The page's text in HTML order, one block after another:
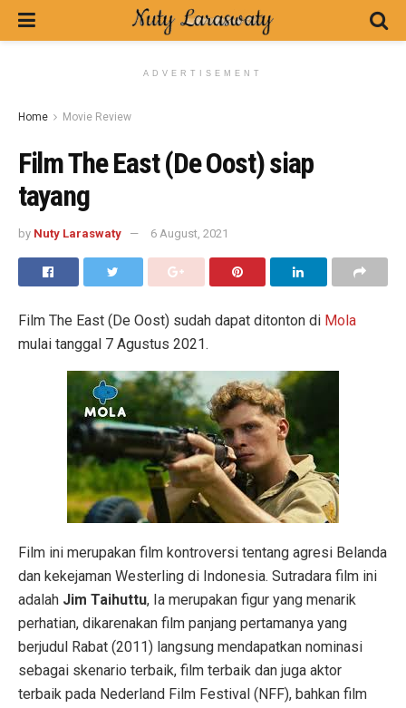
ADVERTISEMENT
Home Movie Review
Film The East (De Oost) siap
tayang
by Nuty Laraswaty 6 August, 2021
Film The East (De Oost) sudah dapat ditonton di Mola
mulai tanggal 7 Agustus 2021.
Film ini merupakan film kontroversi tentang agresi Belanda
dan kekejaman Westerling di Indonesia. Sutradara film ini
adalah Jim Taihuttu, Ia merupakan figur yang menarik
perhatian, dikarenakan film panjang pertamanya yang
berjudul Rabat (2011) langsung mendapatkan nominasi
sebagai skenario terbaik, film terbaik dan juga aktor
terbaik pada Nederland Film Festival (NFF), bahkan film